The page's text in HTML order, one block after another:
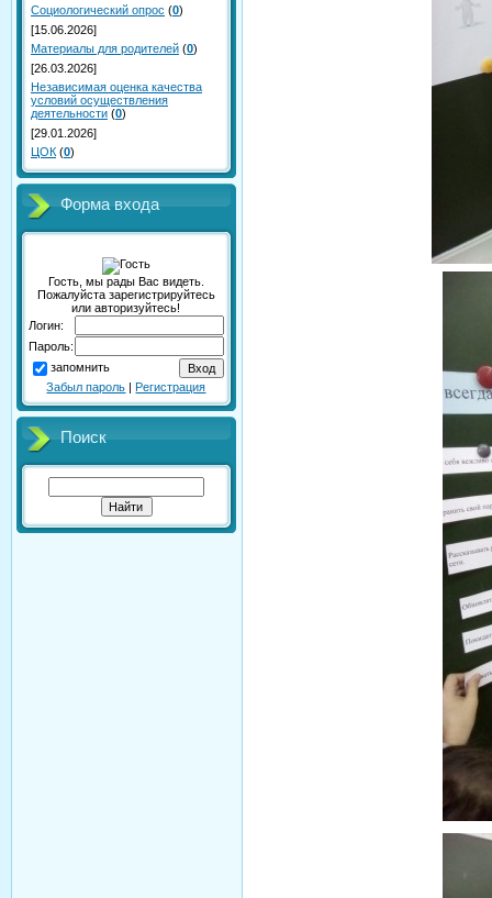
Социологический опрос (0)
[15.06.2026]
Материалы для родителей (0)
[26.03.2026]
Независимая оценка качества
условий осуществления
деятельности (0)
[29.01.2026]
ЦОК (0)
Форма входа
Гость, мы рады Вас видеть.
Пожалуйста зарегистрируйтесь
или авторизуйтесь!
Логин:
Пароль:
запомнить
Забыл пароль |Регистрация
Поиск